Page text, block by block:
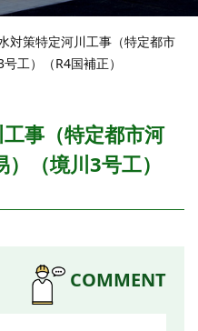
対策特定河川工事（特定都市
工）（R4国補正）
事（特定都市河
（境川3号工）
COMMENT